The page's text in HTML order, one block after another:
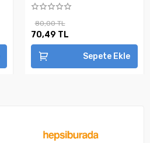
80,00 TL
70,49 TL
Sepete Ekle